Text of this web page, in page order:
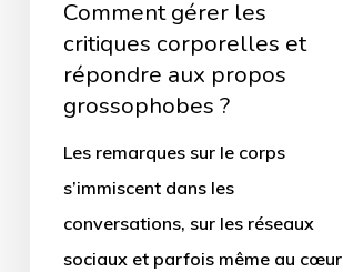
grossophobes
Comment gérer les
critiques corporelles et
répondre aux propos
grossophobes ?
Les remarques sur le corps
s’immiscent dans les
conversations, sur les réseaux
sociaux et parfois même au cœur